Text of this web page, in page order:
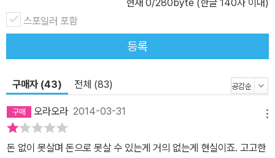
이 책은 2012년 봄학기부터 ‘시장과 도덕(Markets & Morals)’이라
는 이름으로 개설된 하버드대학교 철학 강의를 바탕으로 한다. 샌델
의 명성을 반영하듯 강의 첫날 수강 신청에 성공하지 못한 학생들도
몰려드는 바람에 더 넒은 강의실로 장소를 옮기는 해프닝까지 벌어진
한 태너 강의’에서 논의한 ‘시장과 도덕’에서 출발했으며, 2000~20
02년 카네기 연구재단의 지원을 받으면서 더욱 진전되었다. 2009년
BBC 라디오 4가 주최하는 리스 강연(Reith Lectures)에서 시장의
바람직한 역할에 대한 강의로 많은 청중을 감동시켰고, 2011년 세계
스포일러 포함
등록
구매자 (43) 전체 (83)
오라오라 2014-03-31
돈 없이 못살며 돈으로 못살 수 있는게 거의 없는게 현실이죠. 고고한